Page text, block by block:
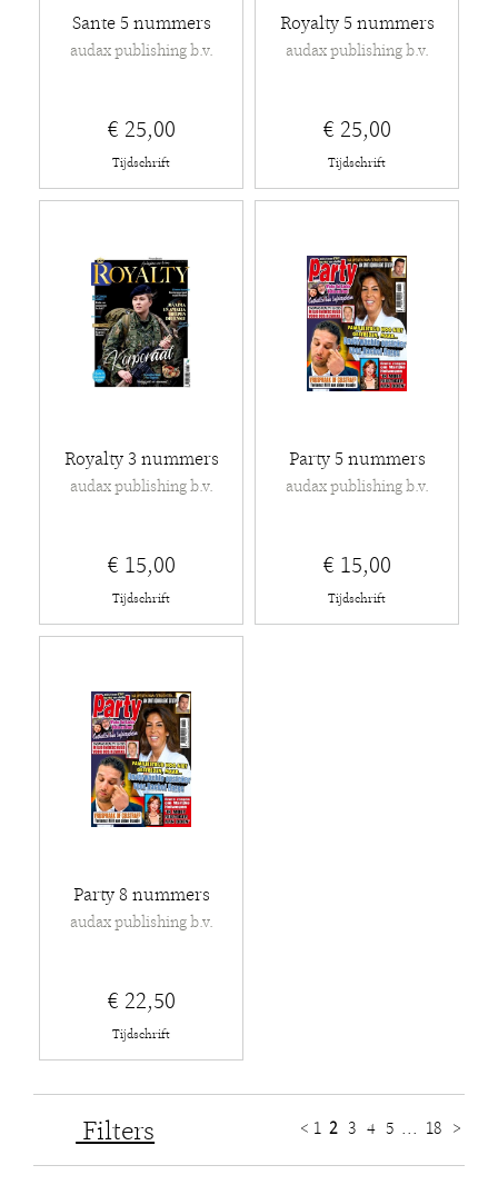
Sante 5 nummers
audax publishing b.v.
€ 25,00
Tijdschrift
Royalty 5 nummers
audax publishing b.v.
€ 25,00
Tijdschrift
Royalty 3 nummers
audax publishing b.v.
€ 15,00
Tijdschrift
Party 5 nummers
audax publishing b.v.
€ 15,00
Tijdschrift
Party 8 nummers
audax publishing b.v.
€ 22,50
Tijdschrift
Filters < 1 2 3 4 5 ... 18 >